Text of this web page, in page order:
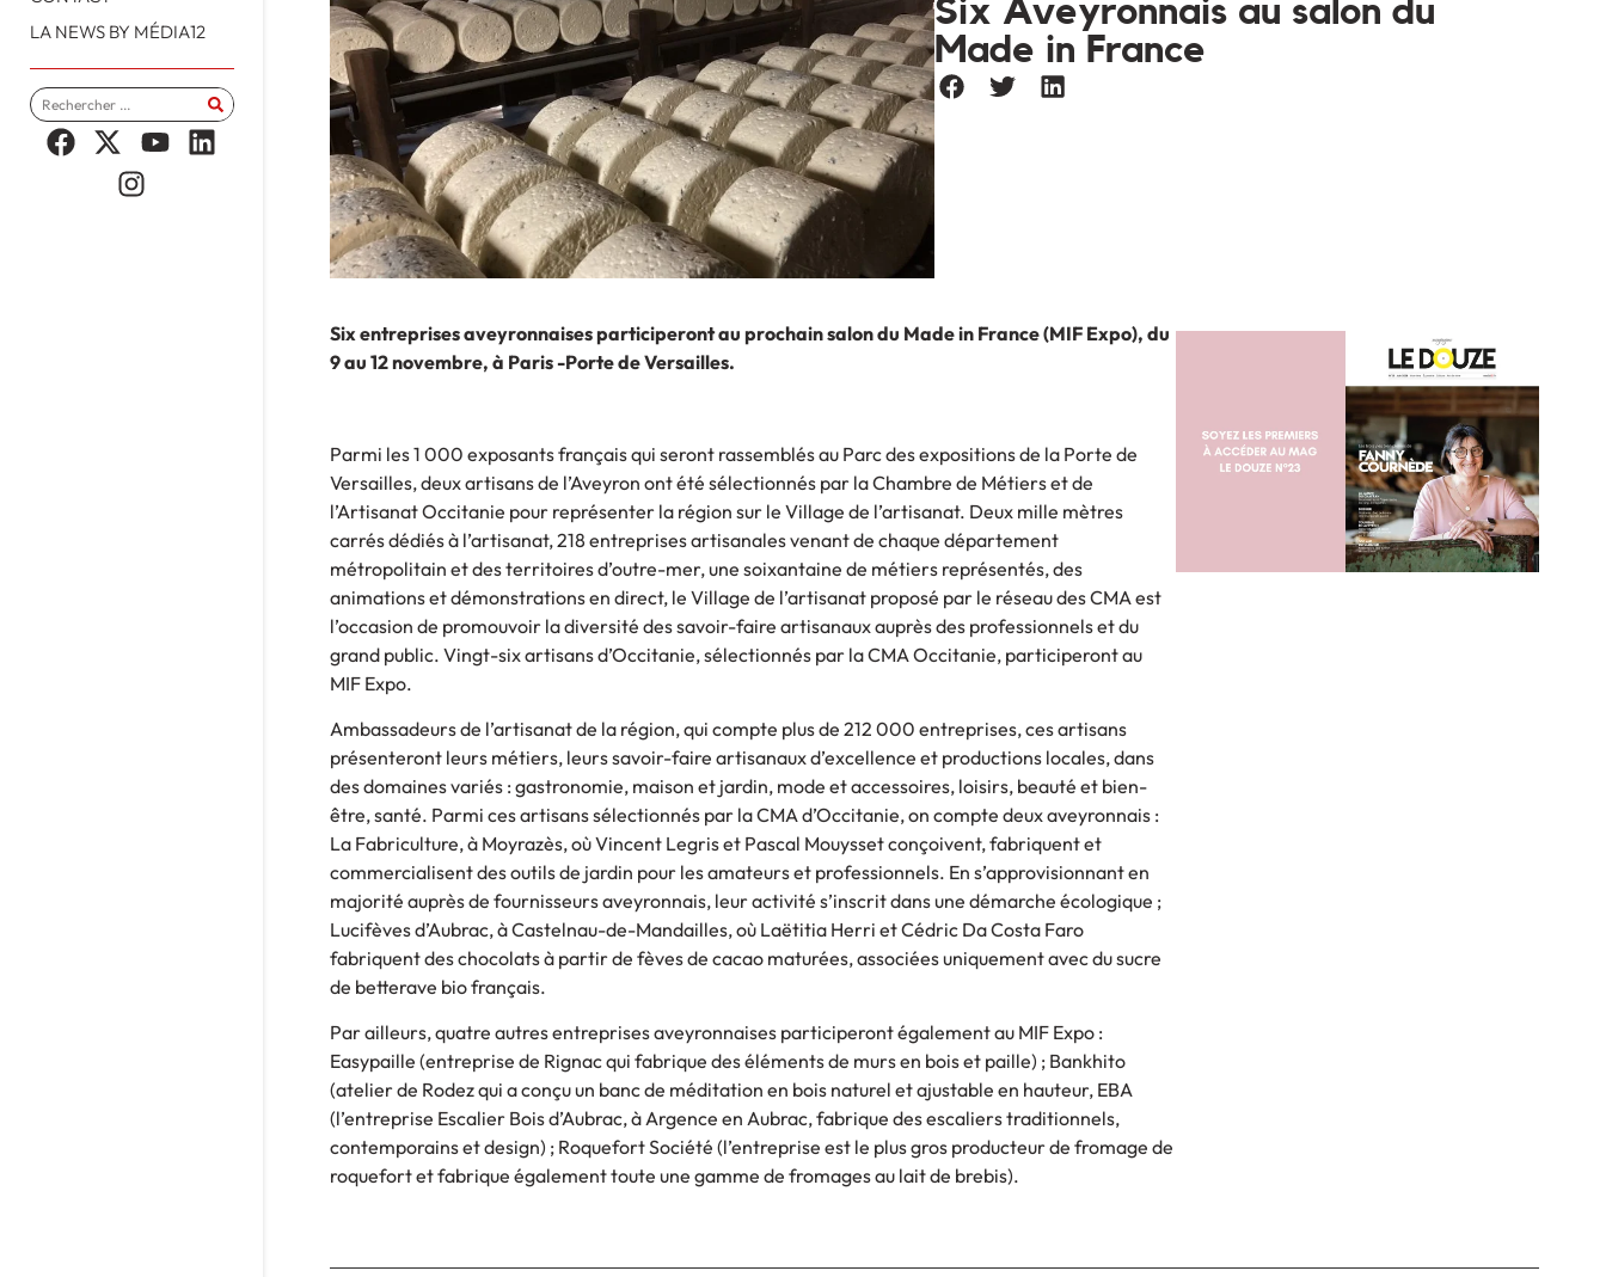
LA NEWS BY MÉDIA12
Six Aveyronnais au salon du
Made in France
Six entreprises aveyronnaises participeront au prochain salon du Made in France (MIF Expo), du
9 au 12 novembre, à Paris -Porte de Versailles.
Parmi les 1 000 exposants français qui seront rassemblés au Parc des expositions de la Porte de
Versailles, deux artisans de l’Aveyron ont été sélectionnés par la Chambre de Métiers et de
l’Artisanat Occitanie pour représenter la région sur le Village de l’artisanat. Deux mille mètres
carrés dédiés à l’artisanat, 218 entreprises artisanales venant de chaque département
métropolitain et des territoires d’outre-mer, une soixantaine de métiers représentés, des
animations et démonstrations en direct, le Village de l’artisanat proposé par le réseau des CMA est
l’occasion de promouvoir la diversité des savoir-faire artisanaux auprès des professionnels et du
grand public. Vingt-six artisans d’Occitanie, sélectionnés par la CMA Occitanie, participeront au
MIF Expo.
Ambassadeurs de l’artisanat de la région, qui compte plus de 212 000 entreprises, ces artisans
présenteront leurs métiers, leurs savoir-faire artisanaux d’excellence et productions locales, dans
des domaines variés : gastronomie, maison et jardin, mode et accessoires, loisirs, beauté et bien-
être, santé. Parmi ces artisans sélectionnés par la CMA d’Occitanie, on compte deux aveyronnais :
La Fabriculture, à Moyrazès, où Vincent Legris et Pascal Mouysset conçoivent, fabriquent et
commercialisent des outils de jardin pour les amateurs et professionnels. En s’approvisionnant en
majorité auprès de fournisseurs aveyronnais, leur activité s’inscrit dans une démarche écologique ;
Lucifèves d’Aubrac, à Castelnau-de-Mandailles, où Laëtitia Herri et Cédric Da Costa Faro
fabriquent des chocolats à partir de fèves de cacao maturées, associées uniquement avec du sucre
de betterave bio français.
Par ailleurs, quatre autres entreprises aveyronnaises participeront également au MIF Expo :
Easypaille (entreprise de Rignac qui fabrique des éléments de murs en bois et paille) ; Bankhito
(atelier de Rodez qui a conçu un banc de méditation en bois naturel et ajustable en hauteur, EBA
(l’entreprise Escalier Bois d’Aubrac, à Argence en Aubrac, fabrique des escaliers traditionnels,
contemporains et design) ; Roquefort Société (l’entreprise est le plus gros producteur de fromage de
roquefort et fabrique également toute une gamme de fromages au lait de brebis).